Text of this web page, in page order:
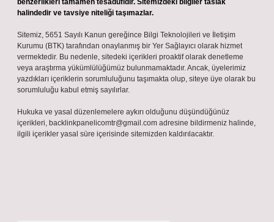
benzerlikleri tamamen tesadüfidir. Sitemizdeki bilgiler taslak
halindedir ve tavsiye niteliği taşımazlar.
Sitemiz, 5651 Sayılı Kanun gereğince Bilgi Teknolojileri ve İletişim
Kurumu (BTK) tarafından onaylanmış bir Yer Sağlayıcı olarak hizmet
vermektedir. Bu nedenle, sitedeki içerikleri proaktif olarak denetleme
veya araştırma yükümlülüğümüz bulunmamaktadır. Ancak, üyelerimiz
yazdıkları içeriklerin sorumluluğunu taşımakta olup, siteye üye olarak bu
sorumluluğu kabul etmiş sayılırlar.
Hukuka ve yasal düzenlemelere aykırı olduğunu düşündüğünüz
içerikleri, backlinkpanelicomtr@gmail.com adresine bildirmeniz halinde,
ilgili içerikler yasal süre içerisinde sitemizden kaldırılacaktır.